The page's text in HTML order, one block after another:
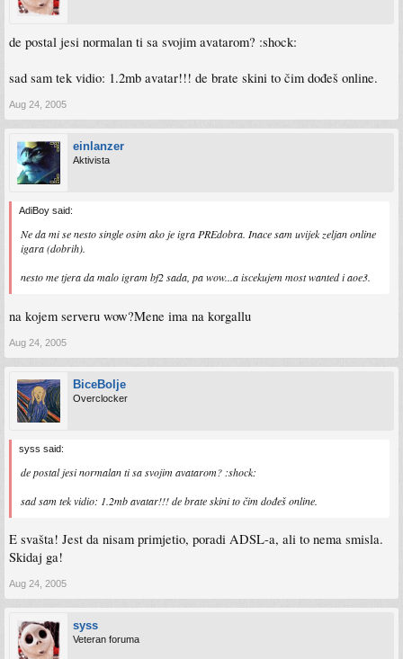
de postal jesi normalan ti sa svojim avatarom? :shock:
sad sam tek vidio: 1.2mb avatar!!! de brate skini to čim dođeš online.
Aug 24, 2005
einlanzer
Aktivista
AdiBoy said:
Ne da mi se nesto single osim ako je igra PREdobra. Inace sam uvijek zeljan online
igara (dobrih).
nesto me tjera da malo igram bf2 sada, pa wow...a iscekujem most wanted i aoe3.
na kojem serveru wow?Mene ima na korgallu
Aug 24, 2005
BiceBolje
Overclocker
syss said:
de postal jesi normalan ti sa svojim avatarom? :shock:
sad sam tek vidio: 1.2mb avatar!!! de brate skini to čim dođeš online.
E svašta! Jest da nisam primjetio, poradi ADSL-a, ali to nema smisla.
Skidaj ga!
Aug 24, 2005
syss
Veteran foruma